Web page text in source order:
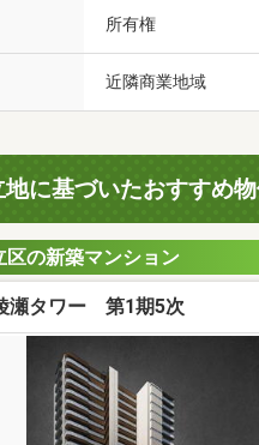
所有権
近隣商業地域
地に基づいたおすすめ
区の新築マンション
瀬タワー 第1期5次